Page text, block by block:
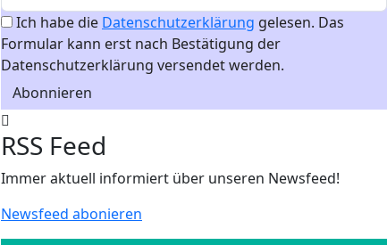
Ich habe die Datenschutzerklärung gelesen. Das
Formular kann erst nach Bestätigung der
Datenschutzerklärung versendet werden.
Abonnieren
RSS Feed
Immer aktuell informiert über unseren Newsfeed!
Newsfeed abonieren